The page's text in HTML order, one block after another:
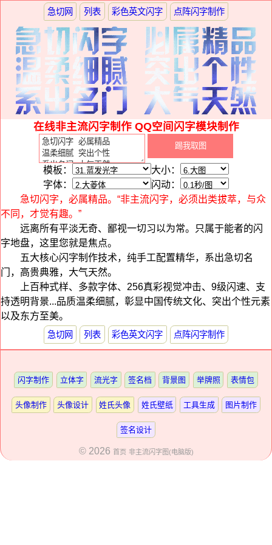
急切网 列表 彩色英文闪字 点阵闪字制作
在线非主流闪字制作 QQ空间闪字模块制作
模板：
大小：
字体：
闪动：
急切闪字，必属精品。“非主流闪字，必须出类拔萃，与众
不同，才觉有趣。”
远离所有平淡无奇、鄙视一切习以为常。只属于能者的闪
字地盘，这里您就是焦点。
五大核心闪字制作技术，纯手工配置精华，系出急切名
门，高贵典雅，大气天然。
上百种式样、多款字体、256真彩视觉冲击、9级闪速、支
持透明背景...品质温柔细腻，彰显中国传统文化、突出个性元素
以及东方至美。
急切网 列表 彩色英文闪字 点阵闪字制作
闪字制作 立体字 流光字 签名档 背景图 举牌照 表情包
头像制作 头像设计 姓氏头像 姓氏壁纸 工具生成 图片制作
签名设计
© 2026 首页 非主流闪字图(电脑版)